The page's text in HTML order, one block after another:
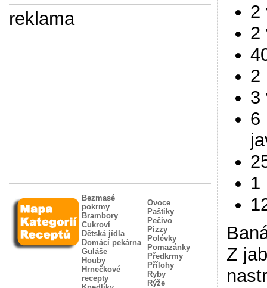
reklama
Bezmasé
pokrmy
Brambory
Cukroví
Dětská jídla
Domácí pekárna
Guláše
Houby
Hrnečkové
recepty
Ovoce
Paštiky
Pečivo
Pizzy
Polévky
Pomazánky
Předkrmy
Přílohy
Ryby
Rýže
2
2
2
3
6
1
Z